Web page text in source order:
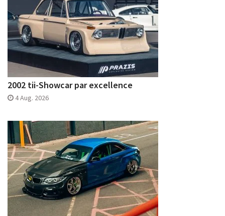
2002 tii-Showcar par excellence
4 Aug. 2026